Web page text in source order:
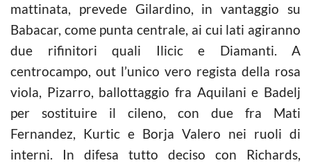
mattinata, prevede Gilardino, in vantaggio su
Babacar, come punta centrale, ai cui lati agiranno
due rifinitori quali Ilicic e Diamanti. A
centrocampo, out l’unico vero regista della rosa
viola, Pizarro, ballottaggio fra Aquilani e Badelj
per sostituire il cileno, con due fra Mati
Fernandez, Kurtic e Borja Valero nei ruoli di
interni. In difesa tutto deciso con Richards,